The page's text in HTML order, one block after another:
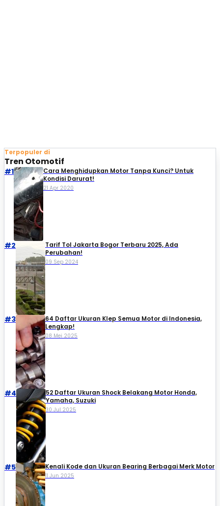
Terpopuler di
Tren Otomotif
#1
Cara Menghidupkan Motor Tanpa Kunci? Untuk
Kondisi Darurat!
21 Apr 2020
#2
Tarif Tol Jakarta Bogor Terbaru 2025, Ada
Perubahan!
09 Sep 2024
#3
64 Daftar Ukuran Klep Semua Motor di Indonesia,
Lengkap!
08 Mei 2025
#4
52 Daftar Ukuran Shock Belakang Motor Honda,
Yamaha, Suzuki​
30 Jul 2025
#5 Kenali Kode dan Ukuran Bearing Berbagai Merk Motor
11 Jun 2025